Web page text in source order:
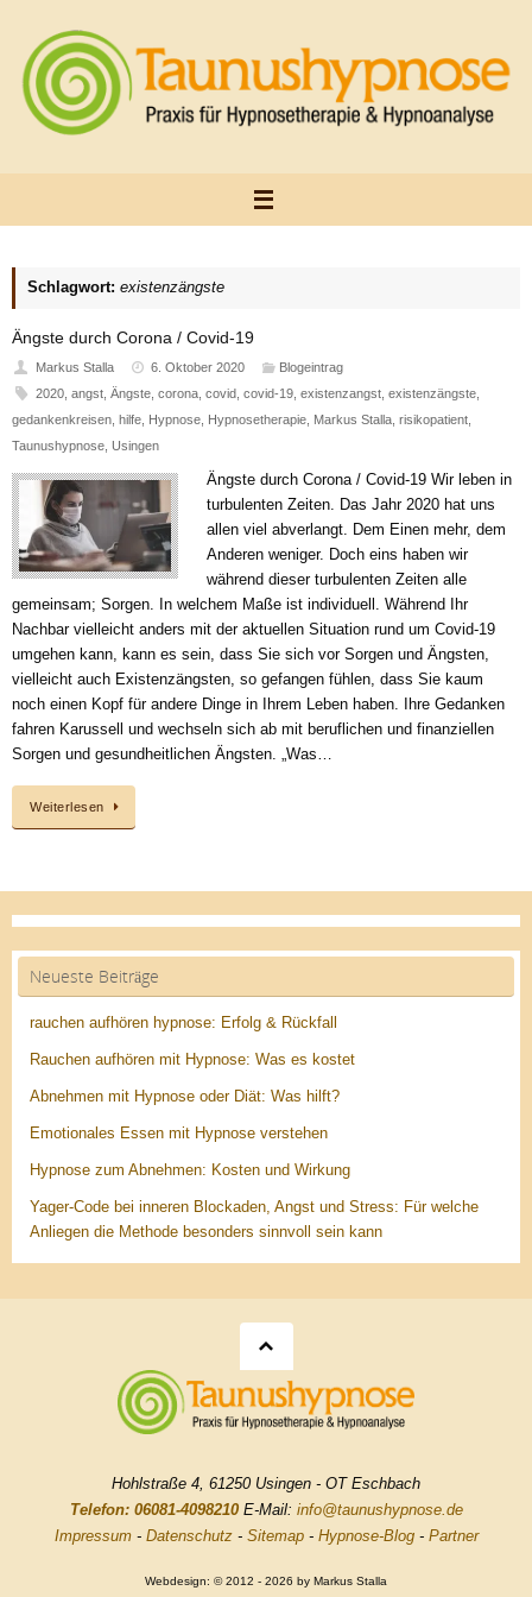
springen
Schlagwort: existenzängste
Ängste durch Corona / Covid-19
Markus Stalla 6. Oktober 2020
Blogeintrag
2020, angst, Ängste, corona, covid, covid-19, existenzangst, existenzängste,
gedankenkreisen hilfe Hypnose Hypnosetherapie Markus Stalla risikopatient
Taunushypnose Usingen
Ängste durch Corona / Covid-19 Wir leben in
turbulenten Zeiten. Das Jahr 2020 hat uns
allen viel abverlangt. Dem Einen mehr, dem
Anderen weniger. Doch eins haben wir
während dieser turbulenten Zeiten alle
gemeinsam; Sorgen. In welchem Maße ist individuell. Während Ihr
Nachbar vielleicht anders mit der aktuellen Situation rund um Covid-19
umgehen kann, kann es sein, dass Sie sich vor Sorgen und Ängsten,
vielleicht auch Existenzängsten, so gefangen fühlen, dass Sie kaum
noch einen Kopf für andere Dinge in Ihrem Leben haben. Ihre Gedanken
fahren Karussell und wechseln sich ab mit beruflichen und finanziellen
Sorgen und gesundheitlichen Ängsten. „Was…
Weiterlesen
Neueste Beiträge
rauchen aufhören hypnose: Erfolg & Rückfall
Rauchen aufhören mit Hypnose: Was es kostet
Abnehmen mit Hypnose oder Diät: Was hilft?
Emotionales Essen mit Hypnose verstehen
Hypnose zum Abnehmen: Kosten und Wirkung
Yager-Code bei inneren Blockaden, Angst und Stress: Für welche
Anliegen die Methode besonders sinnvoll sein kann
Hohlstraße 4, 61250 Usingen - OT Eschbach
Telefon: 06081-4098210E-Mail: info@taunushypnose.de
Impressum- Datenschutz- Sitemap- Hypnose-Blog- Partner
Webdesign: © 2012 - 2026 by Markus Stalla